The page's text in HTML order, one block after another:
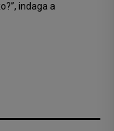
indaga a